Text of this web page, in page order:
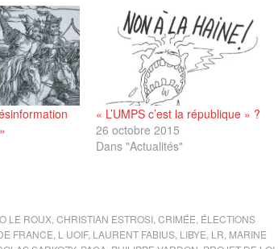
« L’UMPS c’est la république » ?
26 octobre 2015
Dans "Actualités"
LE ROUX CHRISTIAN ESTROSI CRIMÉE ÉLECTIONS
FRANCE L UOIF, LAURENT FABIUS LIBYE LR MARINE